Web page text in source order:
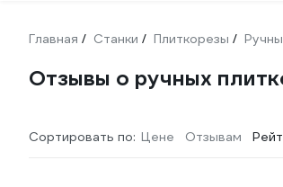
Главная / Станки / Плиткорезы /
Отзывы о ручных
Сортировать по: Цене Отзывам